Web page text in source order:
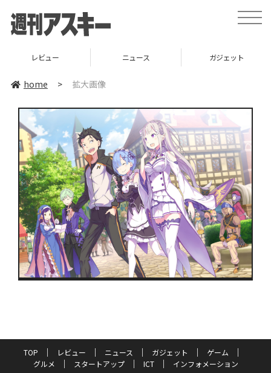
toggle
レビュー ニュース ガジェット
home > 拡大画像
TOP レビュー ニュース ガジェット
ゲーム
グルメ
スタートアップ ICT
インフォメーション